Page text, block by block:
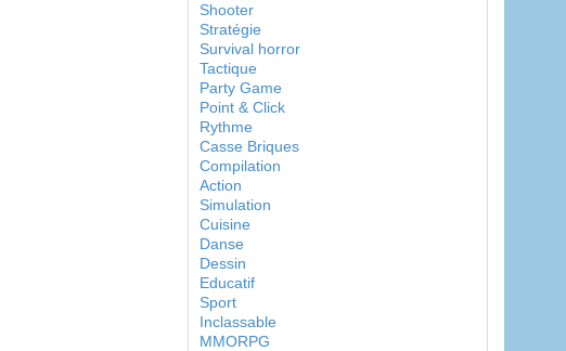
Shooter
Stratégie
Survival horror
Tactique
Party Game
Point & Click
Rythme
Casse Briques
Compilation
Action
Simulation
Cuisine
Danse
Dessin
Educatif
Sport
Inclassable
MMORPG